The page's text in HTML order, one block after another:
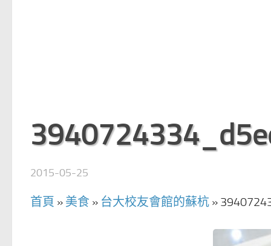
2015-05-25
首頁 » 美食 » 台大校友會館的蘇杭 »